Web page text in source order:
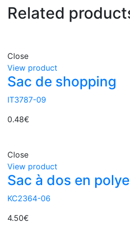
Related
Close
View product
Sac de shopping
IT3787-09
0.48€
Close
View product
Sac à dos en
KC2364-06
4.50€